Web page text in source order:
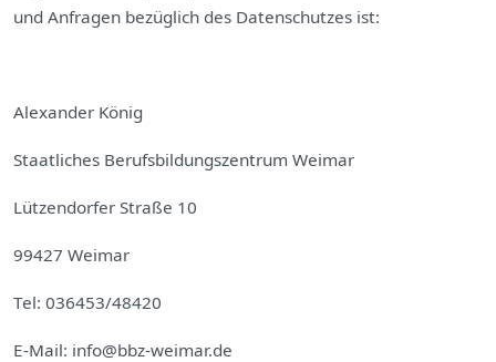
und Anfragen bezüglich des Datenschutzes ist:
Alexander König
Staatliches Berufsbildungszentrum Weimar
Lützendorfer Straße 10
99427 Weimar
Tel: 036453/48420
E-Mail: info@bbz-weimar.de